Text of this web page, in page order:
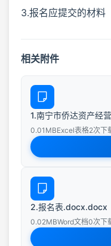
3.报名应提交的材料
相关附件
1.南宁市侨达资产经
0.01MBExcel表格2次下
2.报名表.docx.docx
0.02MBWord文档0次下